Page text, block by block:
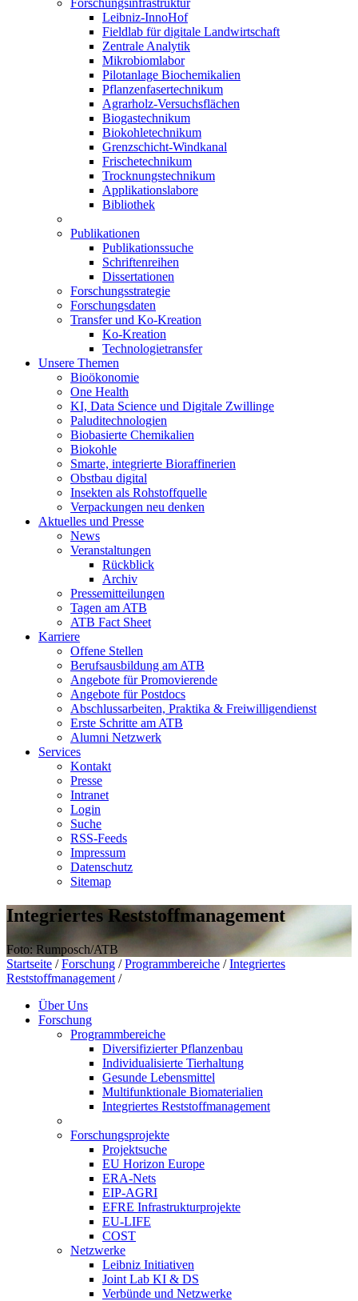
Forschungsinfrastruktur
Leibniz-InnoHof
Fieldlab für digitale Landwirtschaft
Zentrale Analytik
Mikrobiomlabor
Pilotanlage Biochemikalien
Pflanzenfasertechnikum
Agrarholz-Versuchsflächen
Biogastechnikum
Biokohletechnikum
Grenzschicht-Windkanal
Frischetechnikum
Trocknungstechnikum
Applikationslabore
Bibliothek
Publikationen
Publikationssuche
Schriftenreihen
Dissertationen
Forschungsstrategie
Forschungsdaten
Transfer und Ko-Kreation
Ko-Kreation
Technologietransfer
Unsere Themen
Bioökonomie
One Health
KI, Data Science und Digitale Zwillinge
Paluditechnologien
Biobasierte Chemikalien
Biokohle
Smarte, integrierte Bioraffinerien
Obstbau digital
Insekten als Rohstoffquelle
Verpackungen neu denken
Aktuelles und Presse
News
Veranstaltungen
Rückblick
Archiv
Pressemitteilungen
Tagen am ATB
ATB Fact Sheet
Karriere
Offene Stellen
Berufsausbildung am ATB
Angebote für Promovierende
Angebote für Postdocs
Abschlussarbeiten, Praktika & Freiwilligendienst
Erste Schritte am ATB
Alumni Netzwerk
Services
Kontakt
Presse
Intranet
Login
Suche
RSS-Feeds
Impressum
Datenschutz
Sitemap
Integriertes Reststoffmanagement
Foto: Rumposch/ATB
Startseite / Forschung / Programmbereiche / Integriertes
Reststoffmanagement /
Über Uns
Forschung
Programmbereiche
Diversifizierter Pflanzenbau
Individualisierte Tierhaltung
Gesunde Lebensmittel
Multifunktionale Biomaterialien
Integriertes Reststoffmanagement
Forschungsprojekte
Projektsuche
EU Horizon Europe
ERA-Nets
EIP-AGRI
EFRE Infrastrukturprojekte
EU-LIFE
COST
Netzwerke
Leibniz Initiativen
Joint Lab KI & DS
Verbünde und Netzwerke